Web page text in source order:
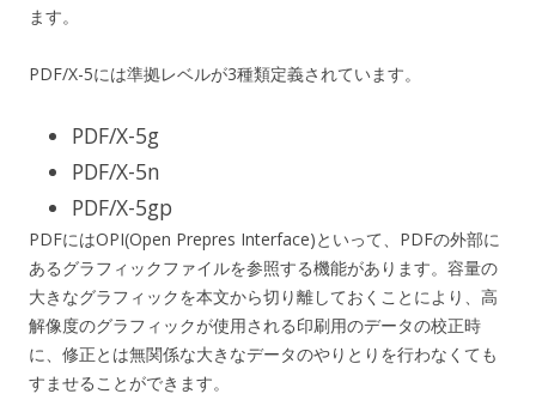
ます。
PDF/X-5には準拠レベルが3種類定義されています。
PDF/X-5g
PDF/X-5n
PDF/X-5gp
PDFにはOPI(Open Prepres Interface)といって、PDFの外部に
あるグラフィックファイルを参照する機能があります。容量の
大きなグラフィックを本文から切り離しておくことにより、高
解像度のグラフィックが使用される印刷用のデータの校正時
に、修正とは無関係な大きなデータのやりとりを行わなくても
すませることができます。